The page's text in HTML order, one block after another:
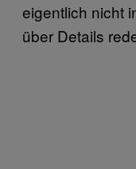
eigentlich nicht
über Details